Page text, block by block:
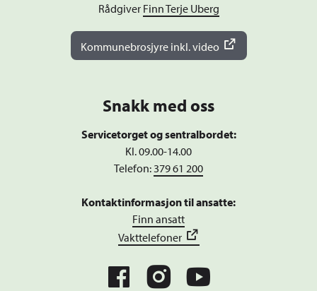
Rådgiver Finn Terje Uberg
Kommunebrosjyre inkl. video
Snakk med oss
Servicetorget og sentralbordet:
Kl. 09.00-14.00
Telefon:379 61 200
Kontaktinformasjon til ansatte:
Finn ansatt
Vakttelefoner